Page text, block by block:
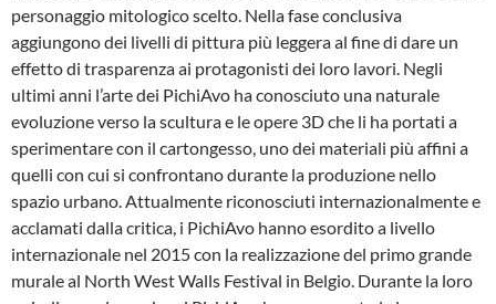
personaggio mitologico scelto. Nella fase conclusiva
aggiungono dei livelli di pittura più leggera al fine di dare un
effetto di trasparenza ai protagonisti dei loro lavori. Negli
ultimi anni l’arte dei PichiAvo ha conosciuto una naturale
evoluzione verso la scultura e le opere 3D che li ha portati a
sperimentare con il cartongesso, uno dei materiali più affini a
quelli con cui si confrontano durante la produzione nello
spazio urbano. Attualmente riconosciuti internazionalmente e
acclamati dalla critica, i PichiAvo hanno esordito a livello
internazionale nel 2015 con la realizzazione del primo grande
murale al North West Walls Festival in Belgio. Durante la loro